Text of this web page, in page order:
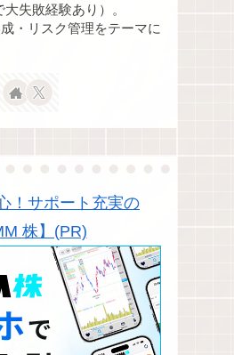
失敗経験あり）。
・リスク管理をテーマに
！サポート充実の
株】(PR)